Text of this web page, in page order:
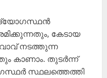
കേടായ
നടത്തുന്ന
കാണാം. തുടർന്ന്
സ്ഥലത്തെത്തി